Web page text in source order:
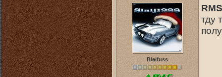
Bleifuss
RMS
тду